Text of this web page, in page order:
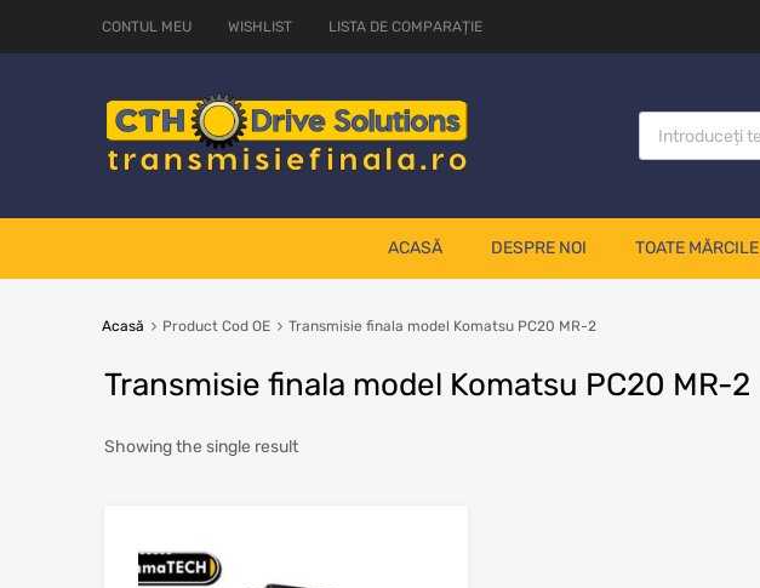
CONTUL MEU WISHLIST LISTA DE COMPARAȚIE
ACASĂ DESPRE NOI TOATE MĂRCILE
Acasă Product Cod OE Transmisie finala model Komatsu PC20 MR-2
Transmisie finala model Komatsu PC20 MR-2
Showing the single result